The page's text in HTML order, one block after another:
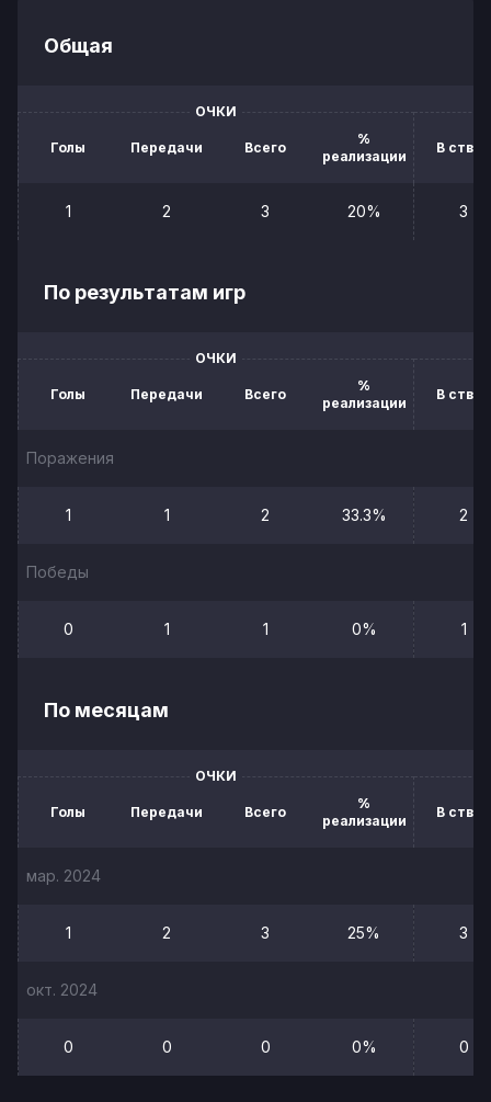
Общая
ОЧКИ
Голы Передачи Всего
%
реализации
В створ
1 2 3 20% 3
По результатам игр
ОЧКИ
Голы Передачи Всего
%
реализации
В створ
Поражения
1 1 2 33.3% 2
Победы
0 1 1 0% 1
По месяцам
ОЧКИ
Голы Передачи Всего
%
реализации
В створ
мар. 2024
1 2 3 25% 3
окт. 2024
0 0 0 0% 0